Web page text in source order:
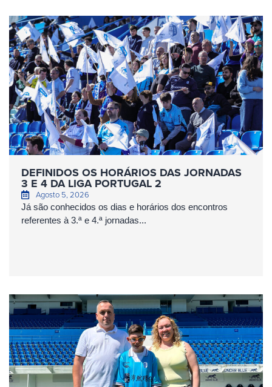
DEFINIDOS OS HORÁRIOS DAS JORNADAS
3 E 4 DA LIGA PORTUGAL 2
Agosto 5, 2026
Já são conhecidos os dias e horários dos encontros
referentes à 3.ª e 4.ª jornadas...